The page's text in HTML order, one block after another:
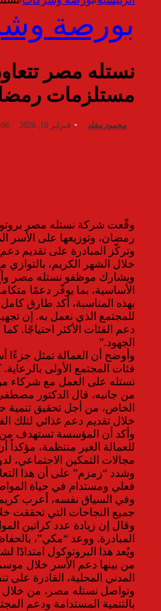
بورصة
مستلزمات
محمود مقلد فبراير 10, 2026
رمضان، وتوزيعها على
وتركّز المبادرة على تقديم
خلال الشهر الكريم،
ويشارك موظفو نستله مصر
الأساسية، بما يوفّر دعمًا
بهذه المناسبة، أكد طارق
للمجتمع الذي نعمل به. إن
دعم الفئات الأكثر احتياجًا.
الجهود.”
وأوضح أن العمالة تمثل جزءًا
فئات المجتمع الأولى
نستله على العمل مع شركاء
من جانبه، قال الدكتور
الخاص، من أجل تحقيق تنمية
خلال تقديم دعم غذائي لتلك
وأكد أن المؤسسة تستهدف من
للعمالة الغير منتظمة،
مجالات التمكين الاجتماعي،
وشدد “زمزم” على أن هذا
فعلي ومستدام في حياة
وفي السياق نفسه، أعرب
جميع النجاحات التي تحققت
وقال إن زيادة عدد كراتين
المبادرة. ووعد “مكي”،
ويُعد هذا البروتوكول
من بينها دعم الأسر خلال
المدني المحلية، القادرة على
وتواصل نستله مصر، من خلال
بالتنمية المستدامة ودعم